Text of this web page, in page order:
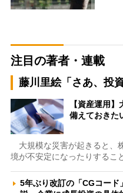
注目の著者・連載
藤川里絵「さあ、投
【資産運用
備えておきた
大規模な災害が起きると、
境が不安定になったりするこ
5年ぶり改訂の「CGコー